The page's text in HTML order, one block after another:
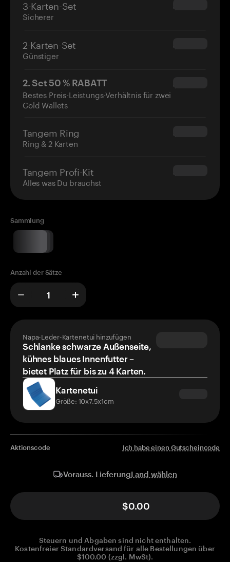
3-Karten-Set
Sicherer
$69.90
2-Karten-Set
Günstiger
$54.90
2. Set 50 % RABATT
Bestes Preis-Leistungs-Verhältnis für zwei
Cold Wallets
$34.95
Tangem Ring
Ring & 2 Karten
$160.00
Tangem Profi-Kit
Alles was Du brauchst
$180.00
Sammlung
Anzahl der Sätze
Napa-Leder-Kartenetui hinzufügen
Schlanke schwarze Außenseite,
kühnes blaues Innenfutter –
bietet Platz für bis zu 4 Karten.
Kartenetui
Größe: 10x7.5x1cm
Aktionscode Ich habe einen Gutscheincode
Vorauss. LieferungLand wählen
$0.00
Steuern und Abgaben sind nicht enthalten.
Kostenfreier Standardversand für alle Bestellungen über
$100.00 (zzgl. MwSt).